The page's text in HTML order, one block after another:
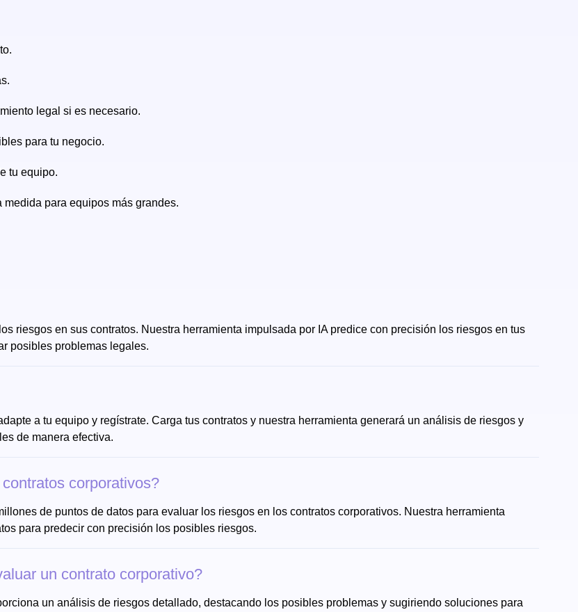
legal si es necesario.
para tu negocio.
tu equipo.
para equipos más grandes.
riesgos en sus contratos. Nuestra herramienta impulsada por IA predice con precisión los riesgos en tus
posibles problemas legales.
a tu equipo y regístrate. Carga tus contratos y nuestra herramienta generará un análisis de riesgos y
de manera efectiva.
corporativos?
de puntos de datos para evaluar los riesgos en los contratos corporativos. Nuestra herramienta
para predecir con precisión los posibles riesgos.
un contrato corporativo?
un análisis de riesgos detallado, destacando los posibles problemas y sugiriendo soluciones para